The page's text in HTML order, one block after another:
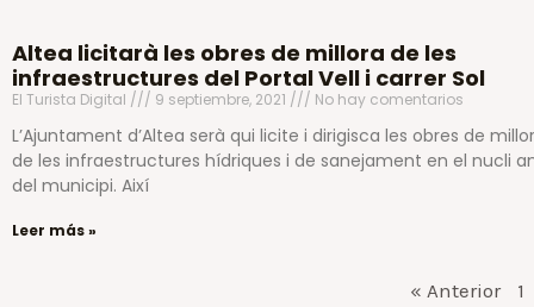
Altea licitarà les obres de millora de les
infraestructures del Portal Vell i carrer Sol
El Turista Digital 9 septiembre, 2021 No hay comentarios
L’Ajuntament d’Altea serà qui licite i dirigisca les obres de
de les infraestructures hídriques i de sanejament en el nucli
del municipi. Així
Leer más »
« Anterior 1